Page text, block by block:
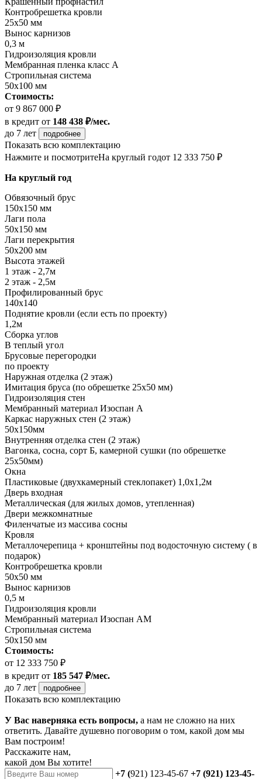
Контробрешетка кровли
25х50 мм
Вынос карнизов
0,3 м
Гидроизоляция кровли
Мембранная пленка класс А
Стропильная система
50х100 мм
Стоимость:
от 9 867 000 ₽
в кредит от 148 438 ₽/мес.
до 7 лет
подробнее
Показать всю комплектацию
Нажмите и посмотритеНа круглый годот 12 333 750 ₽
На круглый год
Обвязочный брус
150х150 мм
Лаги пола
50х150 мм
Лаги перекрытия
50х200 мм
Высота этажей
1 этаж - 2,7м
2 этаж - 2,5м
Профилированный брус
140х140
Поднятие кровли (если есть по проекту)
1,2м
Сборка углов
В теплый угол
Брусовые перегородки
по проекту
Наружная отделка (2 этаж)
Имитация бруса (по обрешетке 25х50 мм)
Гидроизоляция стен
Мембранный материал Изоспан А
Каркас наружных стен (2 этаж)
50х150мм
Внутренняя отделка стен (2 этаж)
Вагонка, сосна, сорт Б, камерной сушки (по обрешетке
25х50мм)
Окна
Пластиковые (двухкамерный стеклопакет) 1,0х1,2м
Дверь входная
Металлическая (для жилых домов, утепленная)
Двери межкомнатные
Филенчатые из массива сосны
Кровля
Металлочерепица + кронштейны под водосточную систему ( в
подарок)
Контробрешетка кровли
50х50 мм
Вынос карнизов
0,5 м
Гидроизоляция кровли
Мембранный материал Изоспан АМ
Стропильная система
50х150 мм
Стоимость:
от 12 333 750 ₽
в кредит от 185 547 ₽/мес.
до 7 лет
подробнее
Показать всю комплектацию
У Вас наверняка есть вопросы, а нам не сложно на них
ответить. Давайте душевно поговорим о том, какой дом мы
Вам построим!
Расскажите нам,
какой дом Вы хотите!
+7 (921) 123-45-67 +7 (921) 123-45-